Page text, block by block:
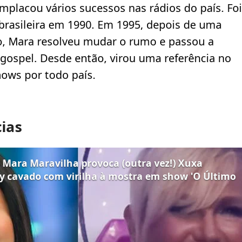
vários sucessos nas rádios do país. Foi
em 1990. Em 1995, depois de uma
Mara resolveu mudar o rumo e passou a
Desde então, virou uma referência no
por todo país.
Maravilha provoca (outra vez!) Xuxa
cavado com virilha à mostra em show 'O Último